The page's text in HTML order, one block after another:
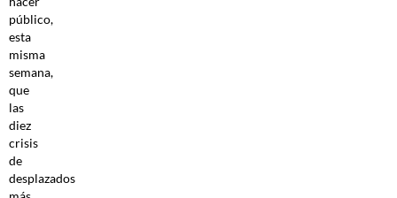
público,
esta
misma
semana,
que
las
diez
crisis
de
desplazados